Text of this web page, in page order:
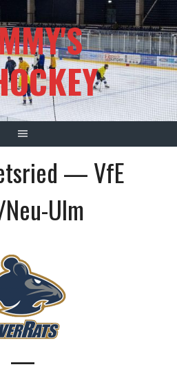
— VfE
Ulm
—